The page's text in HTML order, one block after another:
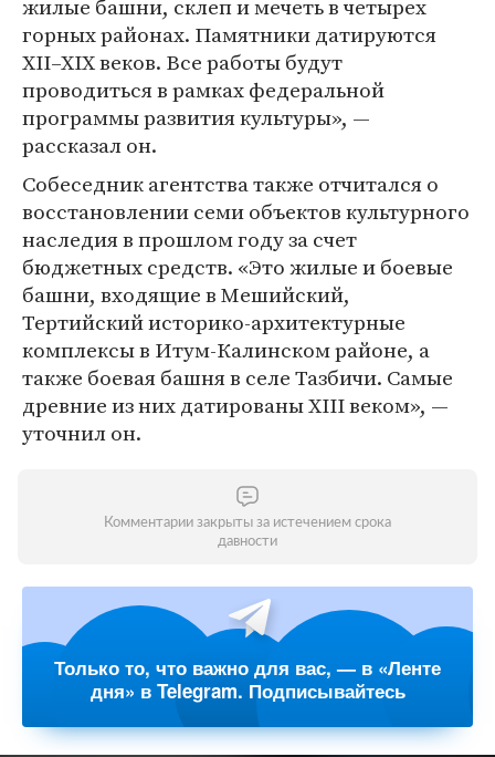
жилые башни, склеп и мечеть в четырех
горных районах. Памятники датируются
XII–XIX веков. Все работы будут
проводиться в рамках федеральной
программы развития культуры», —
рассказал он.
Собеседник агентства также отчитался о
восстановлении семи объектов культурного
наследия в прошлом году за счет
бюджетных средств. «Это жилые и боевые
башни, входящие в Мешийский,
Тертийский историко-архитектурные
комплексы в Итум-Калинском районе, а
также боевая башня в селе Тазбичи. Самые
древние из них датированы ХIII веком», —
уточнил он.
Комментарии закрыты за истечением срока
давности
Только то, что важно для вас, — в «Ленте
дня» в Telegram. Подписывайтесь